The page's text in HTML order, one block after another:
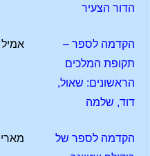
הדור הצעיר
הקדמה לספר –
תקופת המלכים
הראשונים: שאול,
דוד, שלמה
אמיל
הקדמה לספר של